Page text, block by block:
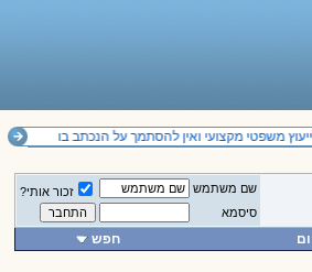
משפטי מקצועי ואין להסתמך על הנכתב בו
שם משתמש
זכור אותי?
סיסמא
חפש